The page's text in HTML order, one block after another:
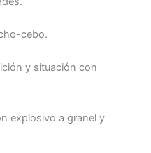
cebo.
y situación con
explosivo a granel y